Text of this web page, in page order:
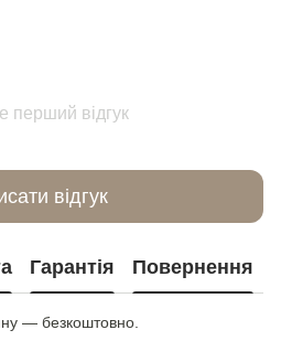
перший відгук
відгук
Гарантія Повернення
— безкоштовно.